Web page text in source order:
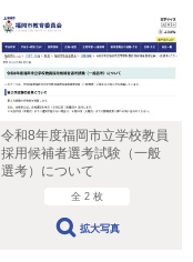
令和8年度福岡市立学校教員
採用候補者選考試験（一般
選考）について
全 2 枚
拡大写真